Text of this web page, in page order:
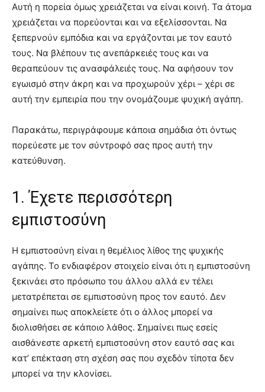
Αυτή η πορεία όμως χρειάζεται να είναι κοινή. Τα άτομα
χρειάζεται να πορεύονται και να εξελίσσονται. Να
ξεπερνούν εμπόδια και να εργάζονται με τον εαυτό
τους. Να βλέπουν τις ανεπάρκειές τους και να
θεραπεύουν τις ανασφάλειές τους. Να αφήσουν τον
εγωισμό στην άκρη και να προχωρούν χέρι – χέρι σε
αυτή την εμπειρία που την ονομάζουμε ψυχική αγάπη.
Παρακάτω, περιγράφουμε κάποια σημάδια ότι όντως
πορεύεστε με τον σύντροφό σας προς αυτή την
κατεύθυνση.
1. Έχετε περισσότερη
εμπιστοσύνη
Η εμπιστοσύνη είναι η θεμέλιος λίθος της ψυχικής
αγάπης. Το ενδιαφέρον στοιχείο είναι ότι η εμπιστοσύνη
ξεκινάει στο πρόσωπο του άλλου αλλά εν τέλει
μετατρέπεται σε εμπιστοσύνη προς τον εαυτό. Δεν
σημαίνει πως αποκλείετε ότι ο άλλος μπορεί να
διολισθήσει σε κάποιο λάθος. Σημαίνει πως εσείς
αισθάνεστε αρκετή εμπιστοσύνη στον εαυτό σας και
κατ’ επέκταση στη σχέση σας που σχεδόν τίποτα δεν
μπορεί να την κλονίσει.